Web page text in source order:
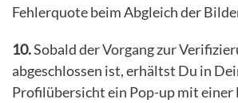
Fehlerquote beim Abgleich der
10.Sobald der Vorgang zur
abgeschlossen ist, erhältst Du in
Profilübersicht ein Pop-up mit einer